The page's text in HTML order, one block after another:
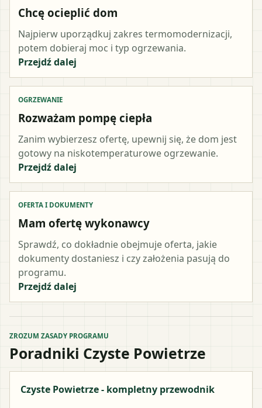
Chcę ocieplić dom
Najpierw uporządkuj zakres termomodernizacji,
potem dobieraj moc i typ ogrzewania.
Przejdź dalej
OGRZEWANIE
Rozważam pompę ciepła
Zanim wybierzesz ofertę, upewnij się, że dom jest
gotowy na niskotemperaturowe ogrzewanie.
Przejdź dalej
OFERTA I DOKUMENTY
Mam ofertę wykonawcy
Sprawdź, co dokładnie obejmuje oferta, jakie
dokumenty dostaniesz i czy założenia pasują do
programu.
Przejdź dalej
ZROZUM ZASADY PROGRAMU
Poradniki Czyste Powietrze
Czyste Powietrze - kompletny przewodnik